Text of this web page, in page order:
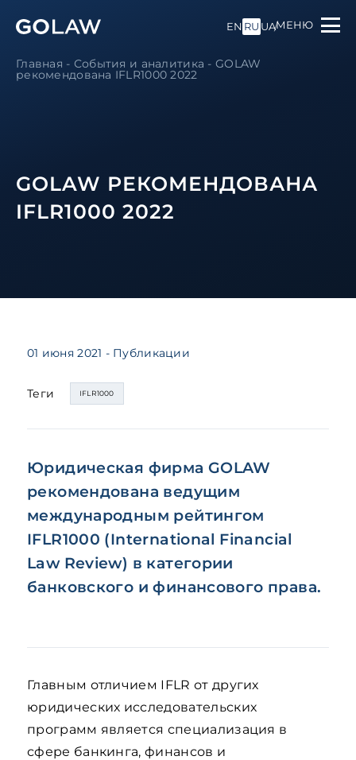
EN RU UAМЕНЮ
Главная - События и аналитика - GOLAW
рекомендована IFLR1000 2022
GOLAW РЕКОМЕНДОВАНА
IFLR1000 2022
01 июня 2021 - Публикации
Теги IFLR1000
Юридическая фирма GOLAW
рекомендована ведущим
международным рейтингом
IFLR1000 (International Financial
Law Review) в категории
банковского и финансового права.
Главным отличием IFLR от других
юридических исследовательских
программ является специализация в
сфере банкинга, финансов и